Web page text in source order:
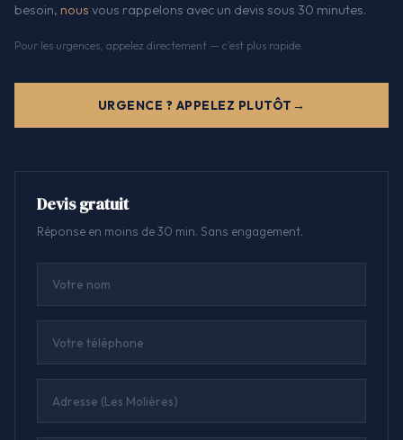
besoin, nous vous rappelons avec un devis sous 30 minutes.
Pour les urgences, appelez directement — c'est plus rapide.
URGENCE ? APPELEZ PLUTÔT
Devis gratuit
Réponse en moins de 30 min. Sans engagement.